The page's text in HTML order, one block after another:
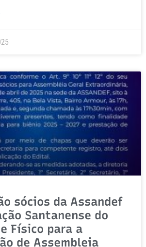
sócios da Assandef
Santanense do
Físico para a
de Assembleia